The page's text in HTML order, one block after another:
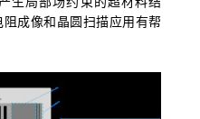
成像和晶圆扫描应用有帮